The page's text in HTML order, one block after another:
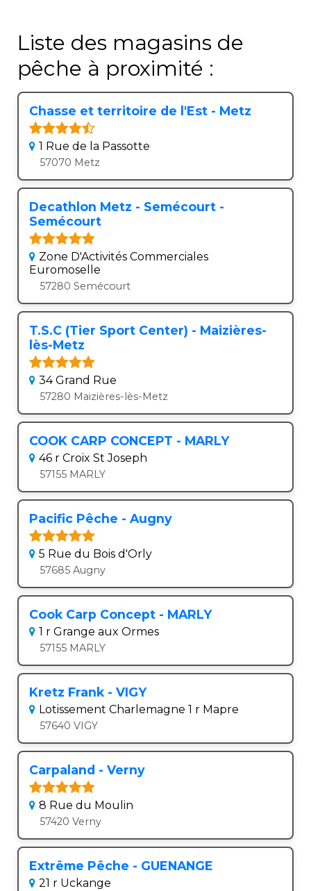
Liste des magasins de
pêche à proximité :
Chasse et territoire de l'Est - Metz
1 Rue de la Passotte
57070 Metz
Decathlon Metz - Semécourt -
Semécourt
Zone D'Activités Commerciales
Euromoselle
57280 Semécourt
T.S.C (Tier Sport Center) - Maizières-
lès-Metz
34 Grand Rue
57280 Maizières-lès-Metz
COOK CARP CONCEPT - MARLY
46 r Croix St Joseph
57155 MARLY
Pacific Pêche - Augny
5 Rue du Bois d'Orly
57685 Augny
Cook Carp Concept - MARLY
1 r Grange aux Ormes
57155 MARLY
Kretz Frank - VIGY
Lotissement Charlemagne 1 r Mapre
57640 VIGY
Carpaland - Verny
8 Rue du Moulin
57420 Verny
Extrême Pêche - GUENANGE
21 r Uckange